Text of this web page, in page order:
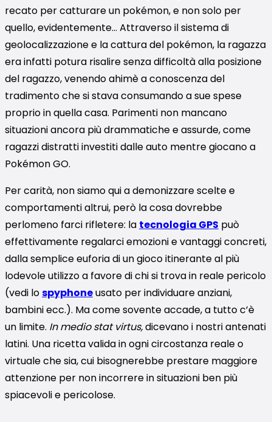
recato per catturare un pokémon, e non solo per
quello, evidentemente… Attraverso il sistema di
geolocalizzazione e la cattura del pokémon, la ragazza
era infatti potura risalire senza difficoltà alla posizione
del ragazzo, venendo ahimè a conoscenza del
tradimento che si stava consumando a sue spese
proprio in quella casa. Parimenti non mancano
situazioni ancora più drammatiche e assurde, come
ragazzi distratti investiti dalle auto mentre giocano a
Pokémon GO.
Per carità, non siamo qui a demonizzare scelte e
comportamenti altrui, però la cosa dovrebbe
perlomeno farci rifletere: la tecnologia GPS può
effettivamente regalarci emozioni e vantaggi concreti,
dalla semplice euforia di un gioco itinerante al più
lodevole utilizzo a favore di chi si trova in reale pericolo
(vedi lospyphoneusato per individuare anziani,
bambini ecc.). Ma come sovente accade, a tutto c’è
un limite. In medio stat virtus,dicevano i nostri antenati
latini. Una ricetta valida in ogni circostanza reale o
virtuale che sia, cui bisognerebbe prestare maggiore
attenzione per non incorrere in situazioni ben più
spiacevoli e pericolose.